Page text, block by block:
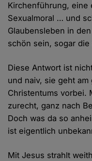
Kirchenführung, eine
Sexualmoral … und
Glaubensleben in
schön sein, sogar
Diese Antwort ist
und naiv, sie geht
Christentums vorbei.
zurecht, ganz nach
Doch was da so
ist eigentlich
Mit Jesus strahlt